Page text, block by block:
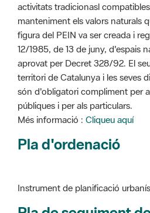
12/1985, de 13 de juny, d'espais
aprovat per Decret 328/92. El
territori de Catalunya i les seves
són d'obligatori compliment per
públiques i per als particulars.
Més informació :Cliqueu aquí
Pla d'ordenació
Instrument de planificació
ecològics